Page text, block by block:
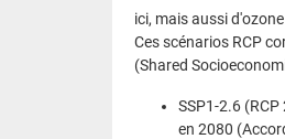
ici, mais aussi
Ces scénarios RCP
(Shared
SSP1-2.6
en 2080